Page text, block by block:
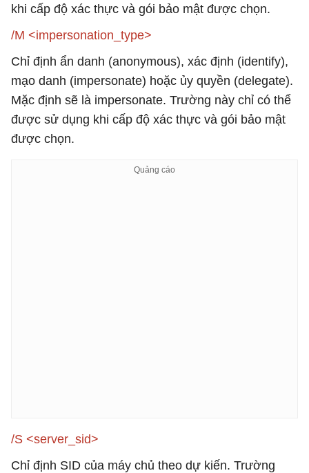
khi cấp độ xác thực và gói bảo mật được chọn.
/M <impersonation_type>
Chỉ định ẩn danh (anonymous), xác định (identify),
mạo danh (impersonate) hoặc ủy quyền (delegate).
Mặc định sẽ là impersonate. Trường này chỉ có thể
được sử dụng khi cấp độ xác thực và gói bảo mật
được chọn.
/S <server_sid>
Chỉ định SID của máy chủ theo dự kiến. Trường